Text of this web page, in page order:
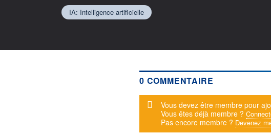
IA: Intelligence artificielle
0 COMMENTAIRE
Message d'alerte
Vous devez être membre pour
Vous êtes déjà membre ?
Pas encore membre ? Devenez